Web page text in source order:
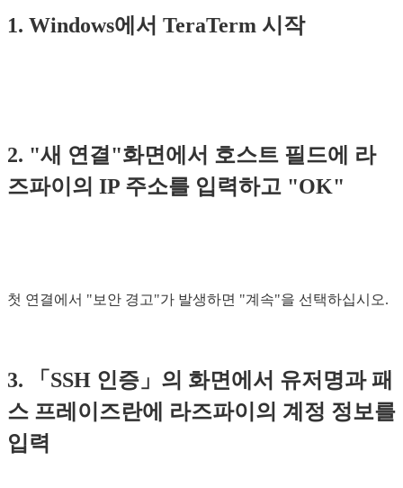
1. Windows에서 TeraTerm 시작
2. "새 연결"화면에서 호스트 필드에 라
즈파이의 IP 주소를 입력하고 "OK"
첫 연결에서 "보안 경고"가 발생하면 "계속"을 선택하십시오.
3. 「SSH 인증」의 화면에서 유저명과 패
스 프레이즈란에 라즈파이의 계정 정보를
입력